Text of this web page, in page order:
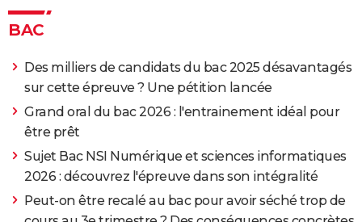
BAC
Des milliers de candidats du bac 2025 désavantagés
sur cette épreuve ? Une pétition lancée
Grand oral du bac 2026 : l'entrainement idéal pour
être prêt
Sujet Bac NSI Numérique et sciences informatiques
2026 : découvrez l'épreuve dans son intégralité
Peut-on être recalé au bac pour avoir séché trop de